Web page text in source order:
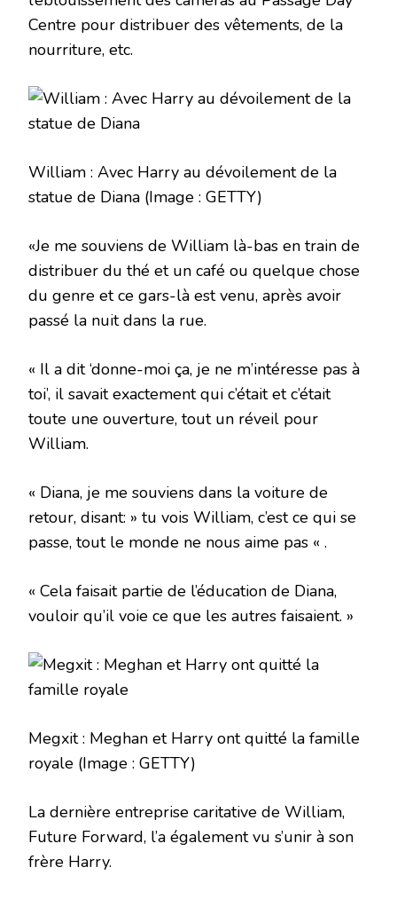
Centre pour distribuer des vêtements, de la
nourriture, etc.
William : Avec Harry au dévoilement de la
statue de Diana (Image : GETTY)
«Je me souviens de William là-bas en train de
distribuer du thé et un café ou quelque chose
du genre et ce gars-là est venu, après avoir
passé la nuit dans la rue.
« Il a dit ‘donne-moi ça, je ne m’intéresse pas à
toi’, il savait exactement qui c’était et c’était
toute une ouverture, tout un réveil pour
William.
« Diana, je me souviens dans la voiture de
retour, disant: » tu vois William, c’est ce qui se
passe, tout le monde ne nous aime pas « .
« Cela faisait partie de l’éducation de Diana,
vouloir qu’il voie ce que les autres faisaient. »
Megxit : Meghan et Harry ont quitté la famille
royale (Image : GETTY)
La dernière entreprise caritative de William,
Future Forward, l’a également vu s’unir à son
frère Harry.